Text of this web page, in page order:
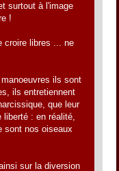
surtout à l'image
!
croire libres ... ne
ils sont
ils entretiennent
que leur
liberté : en réalité,
sont nos oiseaux
sur la diversion